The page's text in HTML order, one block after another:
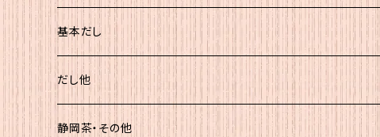
基本だし
化粧袋（5ｇ×12）
簡易（5ｇ×30）
だし他
静岡茶・その他